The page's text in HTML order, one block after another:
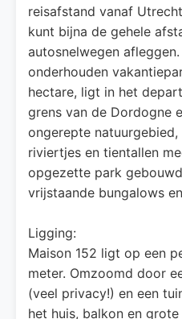
reisafstand vanaf
kunt bijna de gehele
autosnelwegen
onderhouden
hectare, ligt in het
grens van de Dordogne
ongerepte
riviertjes en tientallen
opgezette park
vrijstaande bungalows
Ligging:
Maison 152 ligt op een
meter. Omzoomd door
(veel privacy!) en een
het huis, balkon en